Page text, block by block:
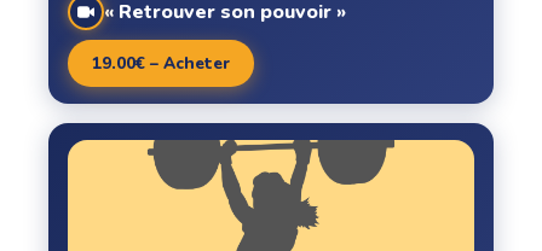
« Retrouver son pouvoir »
19.00€ – Acheter